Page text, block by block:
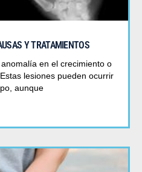
Y TRATAMIENTOS
en el crecimiento o
lesiones pueden ocurrir
aunque